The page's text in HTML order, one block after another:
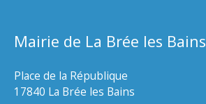
Mairie de La Brée les Bains
Place de la République
17840 La Brée les Bains